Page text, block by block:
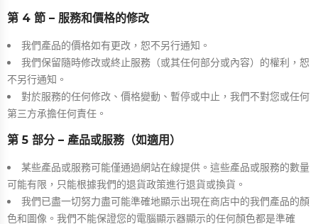
第 4 節 – 服務和價格的修改
我們產品的價格如有更改，恕不另行通知。
我們保留隨時修改或終止服務（或其任何部分或內容）的權利，恕
不另行通知。
對於服務的任何修改、價格變動、暫停或中止，我們不對您或任何
第三方承擔任何責任。
第 5 部分 – 產品或服務（如適用）
某些產品或服務可能僅通過網站在線提供。這些產品或服務的數量
可能有限，只能根據我們的退貨政策進行退貨或換貨。
我們已盡一切努力盡可能準確地顯示出現在商店中的我們產品的顏
色和圖像。我們不能保證您的電腦顯示器顯示的任何顏色都是準確